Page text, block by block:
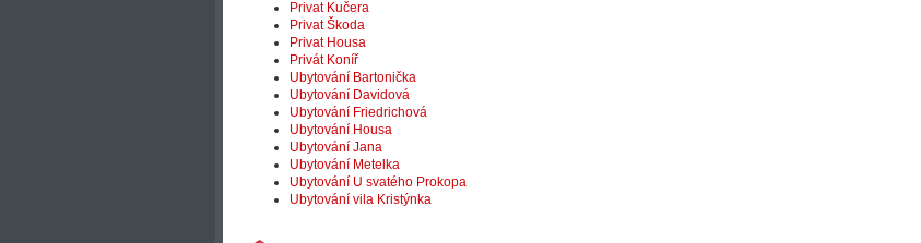
Privat Kučera
Privat Škoda
Privat Housa
Privát Koníř
Ubytování Bartonička
Ubytování Davidová
Ubytování Friedrichová
Ubytování Housa
Ubytování Jana
Ubytování Metelka
Ubytování U svatého Prokopa
Ubytování vila Kristýnka